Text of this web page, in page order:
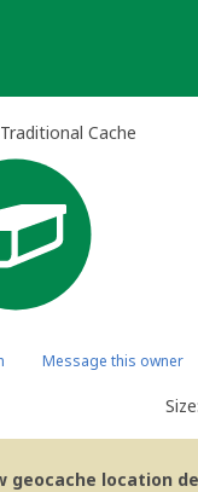
Cache
Message this owner
Size:
geocache location